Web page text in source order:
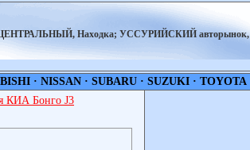
ЦЕНТРАЛЬНЫЙ, Находка; УССУРИЙСКИЙ авторынок,
· NISSAN· SUBARU· SUZUKI· TOYOTA
КИА Бонго J3